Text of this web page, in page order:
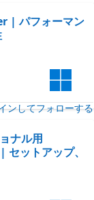
| パフォーマン
ンしてフォローする
ナル用
ットアップ、